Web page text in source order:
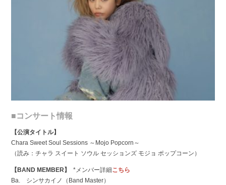
■コンサート情報
【公演タイトル】
Chara Sweet Soul Sessions ～Mojo Popcorn～
（読み：チャラ スイート ソウル セッションズ モジョ ポップコーン）
【BAND MEMBER】 *メンバー詳細こちら
Ba. シンサカイノ（Band Master）